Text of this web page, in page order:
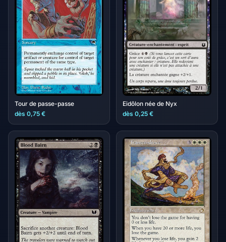
Tour de passe-passe
dès 0,75 €
Eidôlon née de Nyx
dès 0,25 €